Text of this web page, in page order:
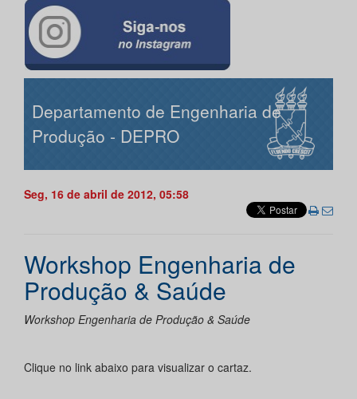
Departamento de Engenharia de
Produção - DEPRO
Seg, 16 de abril de 2012, 05:58
Workshop Engenharia de
Produção & Saúde
Workshop Engenharia de Produção & Saúde
Clique no link abaixo para visualizar o cartaz.